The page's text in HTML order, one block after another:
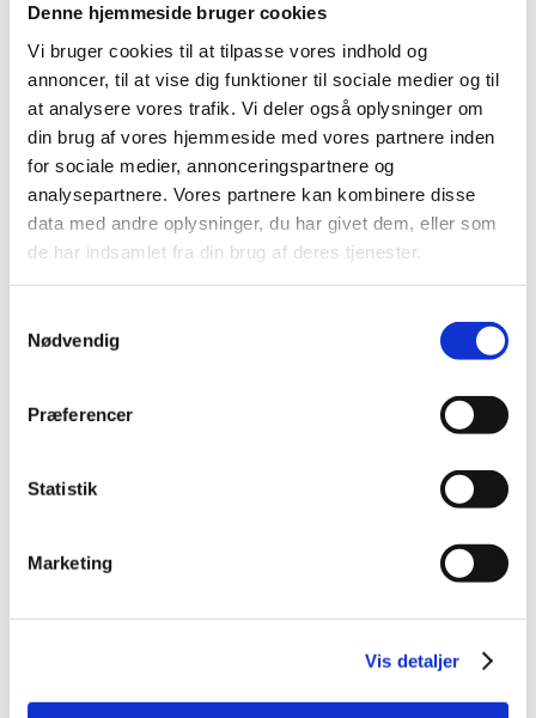
Denne hjemmeside bruger cookies
Vi bruger cookies til at tilpasse vores indhold og
annoncer, til at vise dig funktioner til sociale medier og til
at analysere vores trafik. Vi deler også oplysninger om
din brug af vores hjemmeside med vores partnere inden
for sociale medier, annonceringspartnere og
analysepartnere. Vores partnere kan kombinere disse
data med andre oplysninger, du har givet dem, eller som
de har indsamlet fra din brug af deres tjenester.
Nødvendig
Præferencer
Statistik
Marketing
Vis detaljer
|12. marts 2010|
En lang række lægemiddelvirksomheder har den 8. marts
2010 markedsført generiske kopier af angiotensin…
Alle (2506)
TID
2026 (84)
2023 (195)
2021 (516)
2016 (167)
2012 (44)